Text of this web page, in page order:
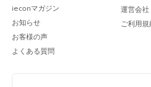
ieconマガジン
お知らせ
お客様の声
よくある質問
運営会社
ご利用規